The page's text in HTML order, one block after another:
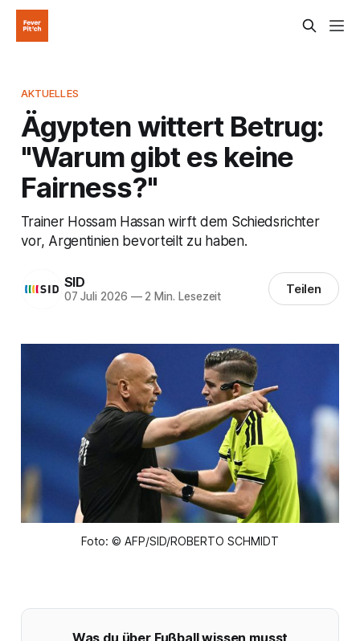
AKTUELLES
Ägypten wittert Betrug:
"Warum gibt es keine
Fairness?"
Trainer Hossam Hassan wirft dem Schiedsrichter
vor, Argentinien bevorteilt zu haben.
SID
07 Juli 2026 —2 Min. Lesezeit Teilen
Foto: © AFP/SID/ROBERTO SCHMIDT